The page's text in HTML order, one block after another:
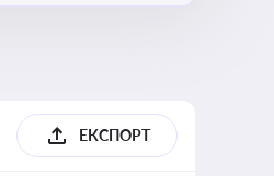
ЕКСПОРТ